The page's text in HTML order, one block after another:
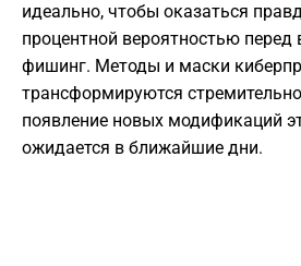
идеально, чтобы оказаться
процентной вероятностью перед
фишинг. Методы и маски
трансформируются
появление новых модификаций
ожидается в ближайшие дни.